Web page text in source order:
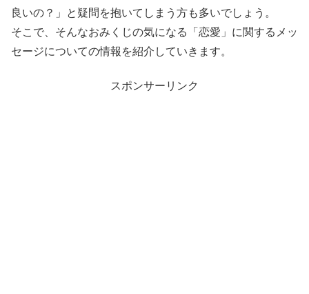
良いの？」と疑問を抱いてしまう方も多いでしょう。
そこで、そんなおみくじの気になる「恋愛」に関するメッ
セージについての情報を紹介していきます。
スポンサーリンク